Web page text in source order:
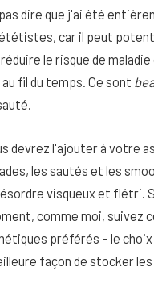
dire que j'ai été
car il peut
le risque de maladie
fil du temps. Ce sont
devrez l'ajouter à votre
les sautés et les
visqueux et flétri.
comme moi, suivez
préférés – le
façon de stocker
peau
4 JUIN